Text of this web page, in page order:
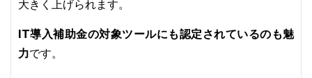
大きく上げられます。
IT導入補助金の対象ツールにも認定されているのも魅
力です。